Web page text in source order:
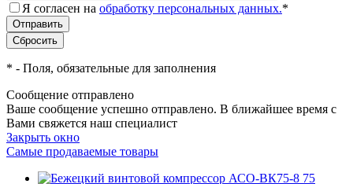
Я согласен на обработку персональных данных.*
* - Поля, обязательные для заполнения
Сообщение отправлено
Ваше сообщение успешно отправлено. В ближайшее время с
Вами свяжется наш специалист
Закрыть окно
Самые продаваемые товары